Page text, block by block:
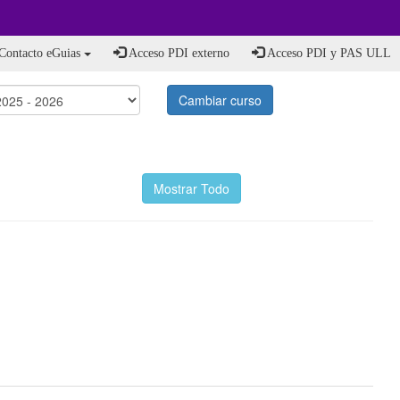
eGuias Acceso PDI externo Acceso PDI y PAS ULL
Cambiar curso
Mostrar Todo